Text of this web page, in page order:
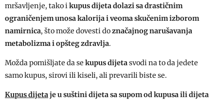
mršavljenje, tako ikupus dijetadolazi sa drastičnim
ograničenjem unosa kalorija i veoma skučenim izborom
namirnica, što može dovesti doznačajnog narušavanja
metabolizma i opšteg zdravlja.
Možda pomišljate da se kupus dijetasvodi na to da jedete
samo kupus, sirovi ili kiseli, ali prevarili biste se.
Kupus dijetaje u suštini dijeta sa supom od kupusa ili dijeta